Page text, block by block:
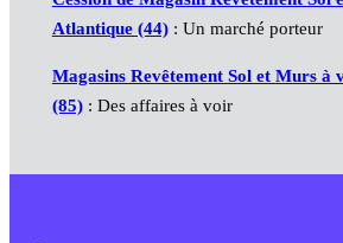
Atlantique (44): Un marché porteur
Magasins Revêtement Sol et Murs à
(85): Des affaires à voir